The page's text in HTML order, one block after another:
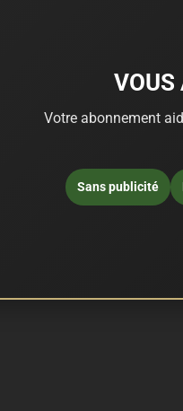
VOUS
Votre abonnement
Sans publicité